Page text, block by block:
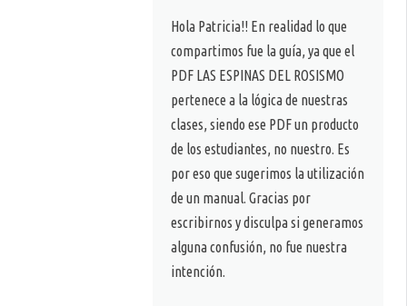
Hola Patricia!! En realidad lo que
compartimos fue la guía, ya que el
PDF LAS ESPINAS DEL ROSISMO
pertenece a la lógica de nuestras
clases, siendo ese PDF un producto
de los estudiantes, no nuestro. Es
por eso que sugerimos la utilización
de un manual. Gracias por
escribirnos y disculpa si generamos
alguna confusión, no fue nuestra
intención.